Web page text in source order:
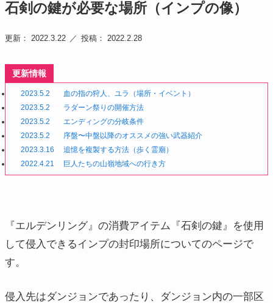
石剣の鍵が必要な場所（インプの像）
更新： 2022.3.22 投稿： 2022.2.28
更新情報
2023.5.2
血の指の狩人、ユラ（場所・イベント）
2023.5.2
ラダーン祭りの開催方法
2023.5.2
エンディングの分岐条件
2023.5.2
序盤〜中盤以降のオススメの強い武器紹介
2023.3.16
追憶を複製する方法（歩く霊廟）
2022.4.21
巨人たちの山嶺地域への行き方
『エルデンリング』の消費アイテム『石剣の鍵』を使用
して侵入できるインプの封印場所についてのページで
す。
侵入先はダンジョンであったり、ダンジョン内の一部区